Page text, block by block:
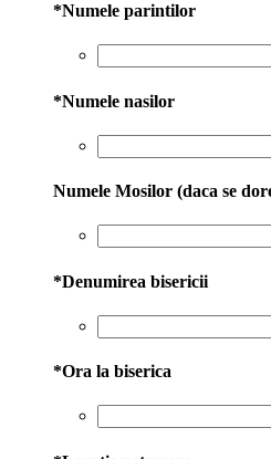
*Numele parintilor
*Numele nasilor
Numele Mosilor (daca se
*Denumirea bisericii
*Ora la biserica